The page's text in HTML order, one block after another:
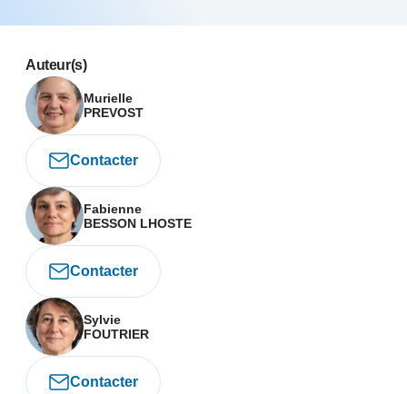
Auteur(s)
Murielle
PREVOST
Contacter
Fabienne
BESSON LHOSTE
Contacter
Sylvie
FOUTRIER
Contacter